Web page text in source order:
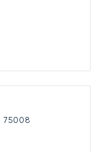
75008